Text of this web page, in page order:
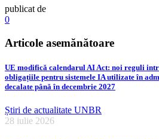
publicat de
0
Articole asemănătoare
UE modifică calendarul AI Act: noi reguli
obligațiile pentru sistemele IA utilizate în
decalate până în decembrie 2027
Știri de actualitate UNBR
28 iulie 2026